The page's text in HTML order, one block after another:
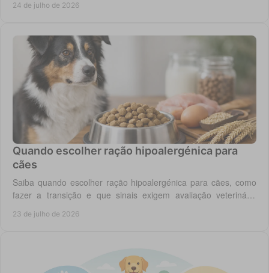
24 de julho de 2026
Quando escolher ração hipoalergénica para
cães
Saiba quando escolher ração hipoalergénica para cães, como
fazer a transição e que sinais exigem avaliação veterinária
23 de julho de 2026